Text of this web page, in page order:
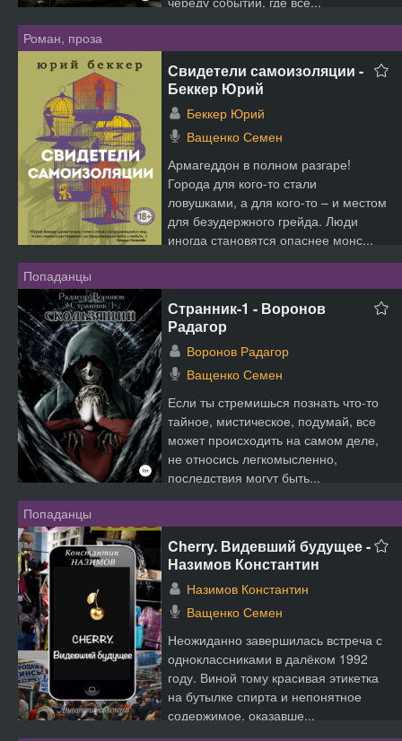
Роман, проза
Свидетели самоизоляции -
Беккер Юрий
Беккер Юрий
Ващенко Семен
Армагеддон в полном разгаре!
Города для кого-то стали
ловушками, а для кого-то – и местом
для безудержного грейда. Люди
иногда становятся опаснее монс...
Попаданцы
Странник-1 - Воронов
Радагор
Воронов Радагор
Ващенко Семен
Если ты стремишься познать что-то
тайное, мистическое, подумай, все
может происходить на самом деле,
не относись легкомысленно,
последствия могут быть...
Попаданцы
Cherry. Видевший будущее -
Назимов Константин
Назимов Константин
Ващенко Семен
Неожиданно завершилась встреча с
одноклассниками в далёком 1992
году. Виной тому красивая этикетка
на бутылке спирта и непонятное
содержимое, оказавше...